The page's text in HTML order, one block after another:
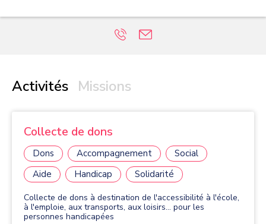
Activités Missions
Collecte de dons
Dons Accompagnement
Social
Aide
Handicap Solidarité
Collecte de dons à destination de l'accessibilité à l'école,
à l'emploie, aux transports, aux loisirs... pour les
personnes handicapées